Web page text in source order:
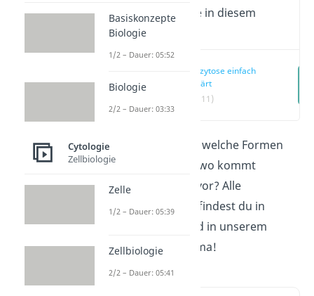
Wichtige Inhalte in diesem
Video
Exozytose einfach
erklärt
(00:11)
Was ist
, welche Formen
davon gibt es und wo kommt
Exozytose überall vor? Alle
Antworten darauf findest du in
diesem Beitrag und in unserem
Videozu dem Thema!
Basiskonzepte
Biologie
1/2 – Dauer: 05:52
Biologie
2/2 – Dauer: 03:33
Cytologie
Zellbiologie
Zelle
1/2 – Dauer: 05:39
Zellbiologie
2/2 – Dauer: 05:41